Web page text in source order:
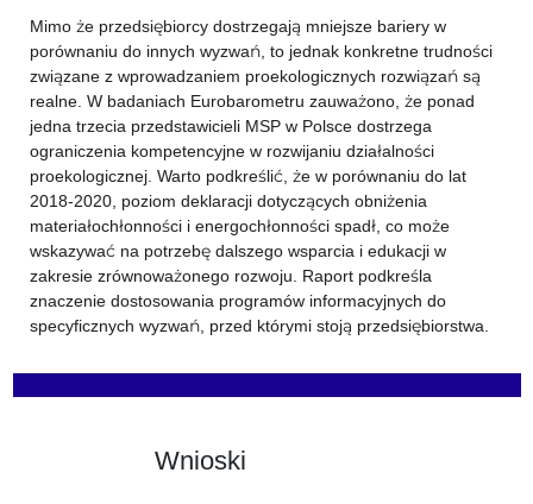
Mimo że przedsiębiorcy dostrzegają mniejsze bariery w
porównaniu do innych wyzwań, to jednak konkretne trudności
związane z wprowadzaniem proekologicznych rozwiązań są
realne. W badaniach Eurobarometru zauważono, że ponad
jedna trzecia przedstawicieli MSP w Polsce dostrzega
ograniczenia kompetencyjne w rozwijaniu działalności
proekologicznej. Warto podkreślić, że w porównaniu do lat
2018-2020, poziom deklaracji dotyczących obniżenia
materiałochłonności i energochłonności spadł, co może
wskazywać na potrzebę dalszego wsparcia i edukacji w
zakresie zrównoważonego rozwoju. Raport podkreśla
znaczenie dostosowania programów informacyjnych do
specyficznych wyzwań, przed którymi stoją przedsiębiorstwa.
Wnioski